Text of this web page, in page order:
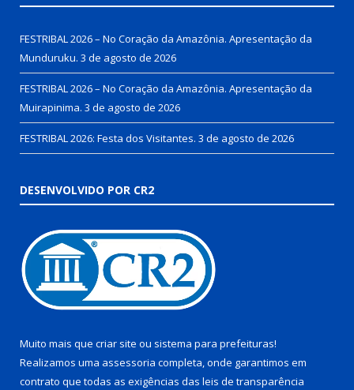
FESTRIBAL 2026 – No Coração da Amazônia. Apresentação da
Munduruku. 3 de agosto de 2026
FESTRIBAL 2026 – No Coração da Amazônia. Apresentação da
Muirapinima. 3 de agosto de 2026
FESTRIBAL 2026: Festa dos Visitantes. 3 de agosto de 2026
DESENVOLVIDO POR CR2
Muito mais que criar site ou sistema para prefeituras!
Realizamos uma assessoria completa, onde garantimos em
contrato que todas as exigências das leis de transparência